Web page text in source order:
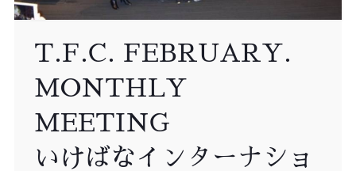
T.F.C. FEBRUARY.
MONTHLY
MEETING
いけばなインターナショ